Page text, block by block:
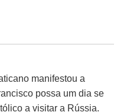
manifestou a
possa um dia se
a visitar a Rússia.